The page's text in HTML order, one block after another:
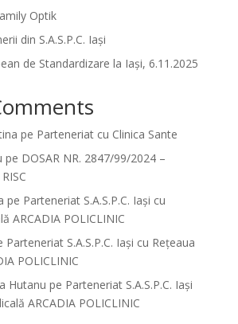
Optik
din S.A.S.P.C. Iași
de Standardizare la Iași, 6.11.2025
pe Parteneriat cu Clinica Sante
pe DOSAR NR. 2847/99/2024 –
pe Parteneriat S.A.S.P.C. Iași cu
ARCADIA POLICLINIC
Parteneriat S.A.S.P.C. Iași cu Rețeaua
POLICLINIC
Hutanu pe Parteneriat S.A.S.P.C. Iași
ARCADIA POLICLINIC